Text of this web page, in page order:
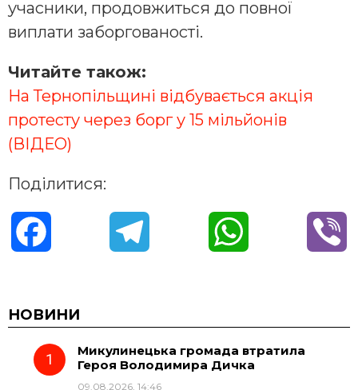
учасники, продовжиться до повної
виплати заборгованості.
Читайте також:
На Тернопільщині відбувається акція
протесту через борг у 15 мільйонів
(ВІДЕО)
Поділитися:
c
e e t
НОВИНИ
Микулинецька громада втратила
Героя Володимира Дичка
09.08.2026, 14:46